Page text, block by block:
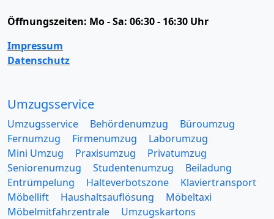
Öffnungszeiten: Mo - Sa: 06:30 - 16:30 Uhr
Impressum
Datenschutz
Umzugsservice
Umzugsservice Behördenumzug
Büroumzug
Fernumzug
Firmenumzug
Laborumzug
Mini Umzug
Praxisumzug
Privatumzug
Seniorenumzug
Studentenumzug
Beiladung
Entrümpelung
Halteverbotszone
Klaviertransport
Möbellift
Haushaltsauflösung
Möbeltaxi
Möbelmitfahrzentrale
Umzugskartons